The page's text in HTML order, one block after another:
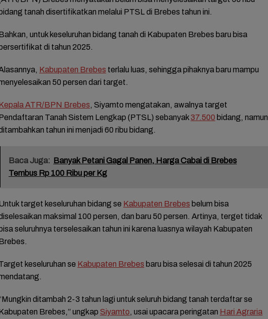
bidang tanah disertifikatkan melalui PTSL di Brebes tahun ini.
Bahkan, untuk keseluruhan bidang tanah di Kabupaten Brebes baru bisa
bersertifikat di tahun 2025.
Kabupaten Brebes terlalu luas, sehingga pihaknya baru mampu
50 persen dari target.
Kepala ATR/BPN Brebes, Siyamto mengatakan, awalnya target
Pendaftaran Tanah Sistem Lengkap (PTSL) sebanyak37.500 bidang, namun
tahun ini menjadi 60 ribu bidang.
Baca Juga:
Banyak Petani Gagal Panen, Harga Cabai di Brebes
Tembus Rp 100 Ribu per Kg
target keseluruhan bidang se Kabupaten Brebes belum bisa
maksimal 100 persen, dan baru 50 persen. Artinya, terget tidak
bisa seluruhnya terselesaikan tahun ini karena luasnya wilayah Kabupaten
Brebes.
keseluruhan se Kabupaten Brebes baru bisa selesai di tahun 2025
ditambah 2-3 tahun lagi untuk seluruh bidang tanah terdaftar se
Kabupaten Brebes,” ungkap Siyamto, usai upacara peringatan Hari Agraria
FOTO: Khidmat dan
Mariah Agenda
Mitha-Wurja
FOTO: Daya Tarik
Taman Bunga
yang Digandrungi
FOTO: Wisata
Terbawa Banjir